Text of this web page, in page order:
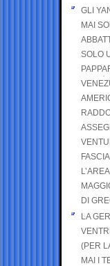
GLI
MAI
SOLO
DI
LA
(PER
MAI I